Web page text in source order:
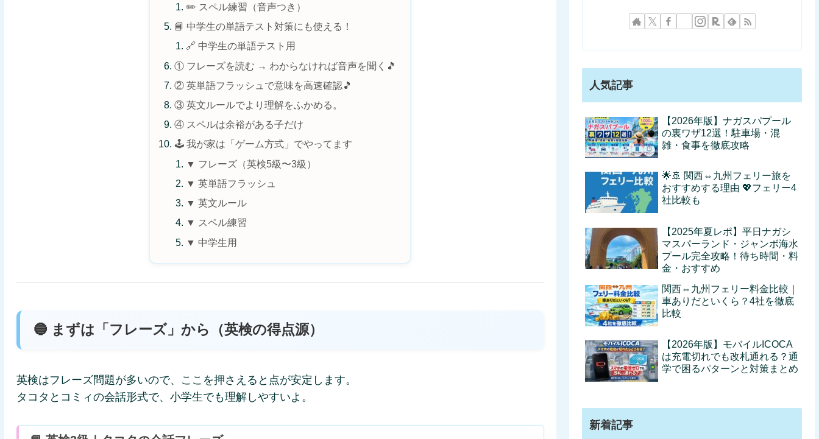
✏️ スペル練習（音声つき）
📘 中学生の単語テスト対策にも使える！
🔗 中学生の単語テスト用
① フレーズを読む → わからなければ音声を聞く🎵
② 英単語フラッシュで意味を高速確認🎵
③ 英文ルールでより理解をふかめる。
④ スペルは余裕がある子だけ
🕹️ 我が家は「ゲーム方式」でやってます
▼ フレーズ（英検5級〜3級）
▼ 英単語フラッシュ
▼ 英文ルール
▼ スペル練習
▼ 中学生用
🔵 まずは「フレーズ」から（英検の得点源）
英検はフレーズ問題が多いので、ここを押さえると点が安定します。
タコタとコミィの会話形式で、小学生でも理解しやすいよ。
人気記事
【2026年版】ナガスパプール
の裏ワザ12選！駐車場・混
雑・食事を徹底攻略
🌟🚢 関西⇔九州フェリー旅を
おすすめする理由 💖フェリー4
社比較も
【2025年夏レポ】平日ナガシ
マスパーランド・ジャンボ海水
プール完全攻略！待ち時間・料
金・おすすめ
関西⇔九州フェリー料金比較｜
車ありだといくら？4社を徹底
比較
【2026年版】モバイルICOCA
は充電切れでも改札通れる？通
学で困るパターンと対策まとめ
新着記事